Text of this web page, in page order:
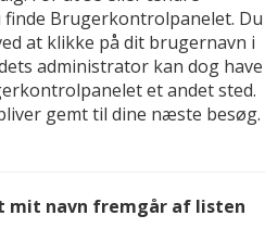
Brugerkontrolpanelet. Du
at klikke på dit brugernavn i
administrator kan dog have
et andet sted.
gemt til dine næste besøg.
mit navn fremgår af listen